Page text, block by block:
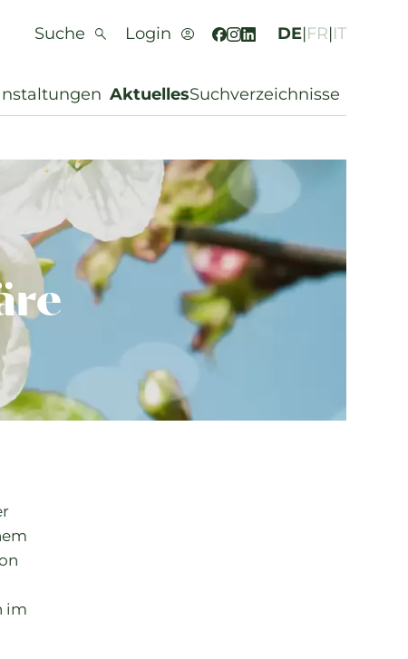
Suche Login DE|FR|IT
AktuellesSuchverzeichnisse
im